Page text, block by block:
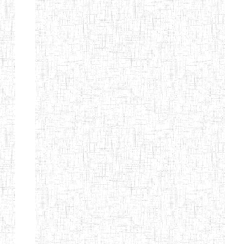
Chercher:
Effacer les filtres
Denomination
Type
Nature
Arrondissement
Denomination Création Type Nature
GTTC
08/12/1997 ENIEG Public